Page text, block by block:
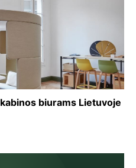
biurams Lietuvoje